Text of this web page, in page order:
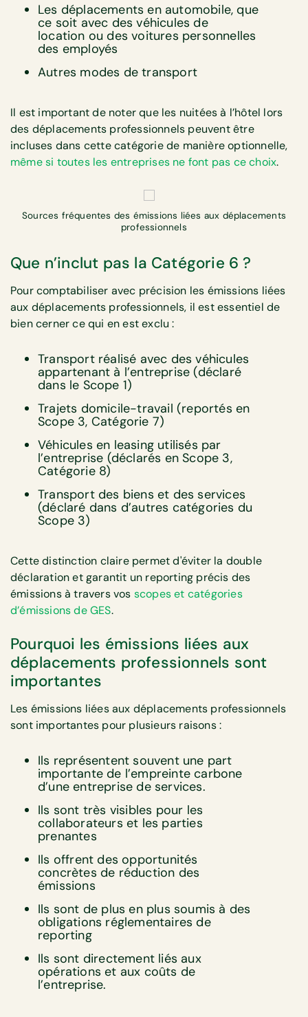
Les déplacements en automobile, que
ce soit avec des véhicules de
location ou des voitures personnelles
des employés
Autres modes de transport
Il est important de noter que les nuitées à l’hôtel lors
des déplacements professionnels peuvent être
incluses dans cette catégorie de manière optionnelle,
même si toutes les entreprises ne font pas ce choix.
Sources fréquentes des émissions liées aux déplacements
professionnels
Que n’inclut pas la Catégorie 6 ?
Pour comptabiliser avec précision les émissions liées
aux déplacements professionnels, il est essentiel de
bien cerner ce qui en est exclu :
Transport réalisé avec des véhicules
appartenant à l’entreprise (déclaré
dans le Scope 1)
Trajets domicile-travail (reportés en
Scope 3, Catégorie 7)
Véhicules en leasing utilisés par
l’entreprise (déclarés en Scope 3,
Catégorie 8)
Transport des biens et des services
(déclaré dans d’autres catégories du
Scope 3)
Cette distinction claire permet d'éviter la double
déclaration et garantit un reporting précis des
émissions à travers vos scopes et catégories
d’émissions de GES.
Pourquoi les émissions liées aux
déplacements professionnels sont
importantes
Les émissions liées aux déplacements professionnels
sont importantes pour plusieurs raisons :
Ils représentent souvent une part
importante de l’empreinte carbone
d’une entreprise de services.
Ils sont très visibles pour les
collaborateurs et les parties
prenantes
Ils offrent des opportunités
concrètes de réduction des
émissions
Ils sont de plus en plus soumis à des
obligations réglementaires de
reporting
Ils sont directement liés aux
opérations et aux coûts de
l’entreprise.